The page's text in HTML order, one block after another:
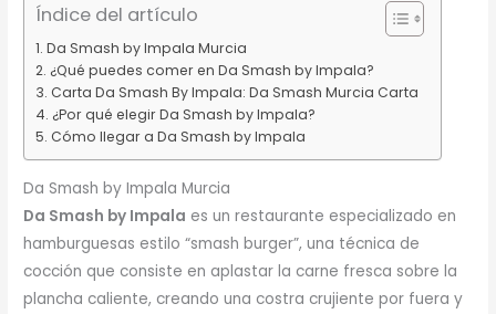
Índice del artículo
Da Smash by Impala Murcia
¿Qué puedes comer en Da Smash by Impala?
Carta Da Smash By Impala: Da Smash Murcia Carta
¿Por qué elegir Da Smash by Impala?
Cómo llegar a Da Smash by Impala
Da Smash by Impala Murcia
Da Smash by Impala es un restaurante especializado en
hamburguesas estilo “smash burger”, una técnica de
cocción que consiste en aplastar la carne fresca sobre la
plancha caliente, creando una costra crujiente por fuera y